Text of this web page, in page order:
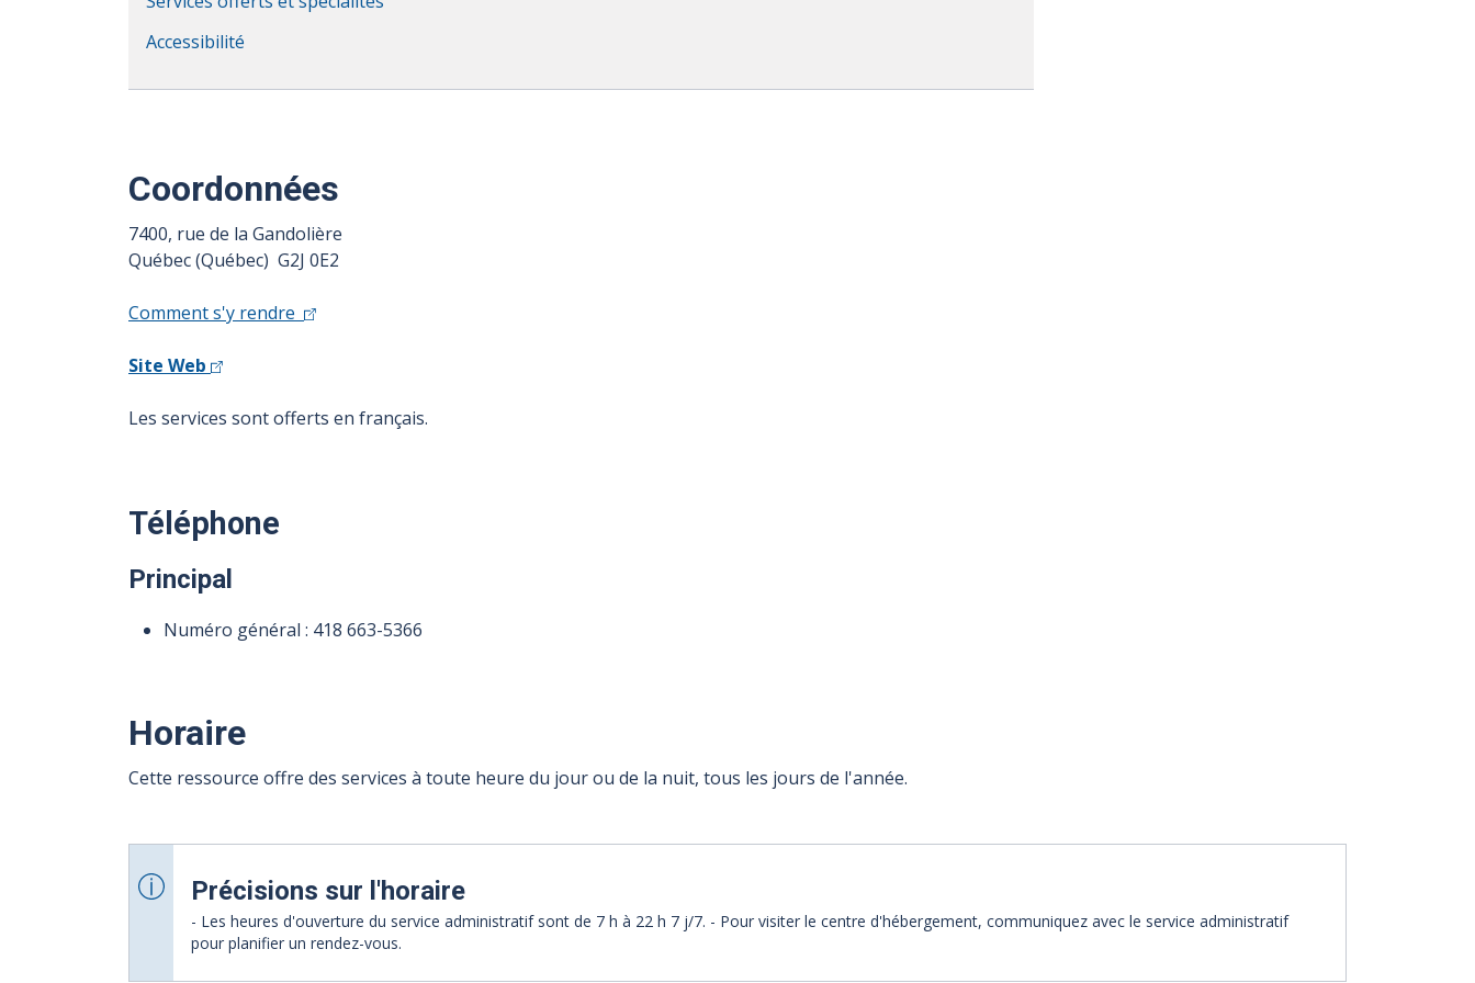
Accessibilité
Coordonnées
7400, rue de la Gandolière
Québec (Québec) G2J 0E2
Comment s'y rendre
Site Web
Les services sont offerts en français.
Téléphone
Principal
Numéro général : 418 663-5366
Horaire
Cette ressource offre des services à toute heure du jour ou de la nuit, tous les jours de l'année.
Précisions sur l'horaire
- Les heures d'ouverture du service administratif sont de 7 h à 22 h 7 j/7. - Pour visiter le centre d'hébergement, communiquez avec le service administratif
pour planifier un rendez-vous.